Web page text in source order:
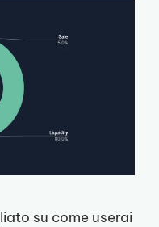
su come userai